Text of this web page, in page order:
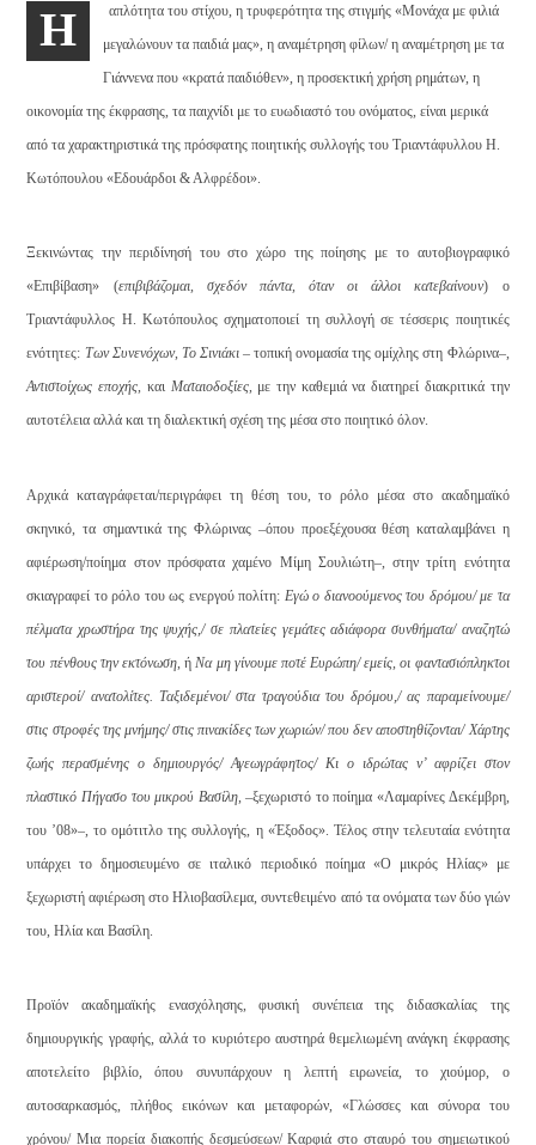
Η
απλότητα του στίχου, η τρυφερότητα της στιγμής «Μονάχα με φιλιά
μεγαλώνουν τα παιδιά μας», η αναμέτρηση φίλων/ η αναμέτρηση με τα
Γιάννενα που «κρατά παιδιόθεν», η προσεκτική χρήση ρημάτων, η
οικονομία της έκφρασης, τα παιχνίδι με το ευωδιαστό του ονόματος, είναι μερικά
από τα χαρακτηριστικά της πρόσφατης ποιητικής συλλογής του Τριαντάφυλλου Η.
Κωτόπουλου «Εδουάρδοι & Αλφρέδοι».
Ξεκινώντας την περιδίνησή του στο χώρο της ποίησης με το αυτοβιογραφικό
«Επιβίβαση» (επιβιβάζομαι, σχεδόν πάντα, όταν οι άλλοι κατεβαίνουν) ο
Τριαντάφυλλος Η. Κωτόπουλος σχηματοποιεί τη συλλογή σε τέσσερις ποιητικές
ενότητες: Των Συνενόχων, Το Σινιάκι– τοπική ονομασία της ομίχλης στη Φλώρινα–,
Αντιστοίχως εποχής, και Ματαιοδοξίες, με την καθεμιά να διατηρεί διακριτικά την
αυτοτέλεια αλλά και τη διαλεκτική σχέση της μέσα στο ποιητικό όλον.
Αρχικά καταγράφεται/περιγράφει τη θέση του, το ρόλο μέσα στο ακαδημαϊκό
σκηνικό, τα σημαντικά της Φλώρινας –όπου προεξέχουσα θέση καταλαμβάνει η
αφιέρωση/ποίημα στον πρόσφατα χαμένο Μίμη Σουλιώτη–, στην τρίτη ενότητα
σκιαγραφεί το ρόλο του ως ενεργού πολίτη: Εγώ ο διανοούμενος του δρόμου/ με τα
πέλματα χρωστήρα της ψυχής,/ σε πλατείες γεμάτες αδιάφορα συνθήματα/ αναζητώ
του πένθους την εκτόνωση, ή Να μη γίνουμε ποτέ Ευρώπη/ εμείς, οι φαντασιόπληκτοι
αριστεροί/ ανατολίτες. Ταξιδεμένοι/ στα τραγούδια του δρόμου,/ ας παραμείνουμε/
στις στροφές της μνήμης/ στις πινακίδες των χωριών/ που δεν αποστηθίζονται/ Χάρτης
ζωής περασμένης ο δημιουργός/ Αγεωγράφητος/ Κι ο ιδρώτας ν’ αφρίζει στον
πλαστικό Πήγασο του μικρού Βασίλη, –ξεχωριστό το ποίημα «Λαμαρίνες Δεκέμβρη,
του ’08»–, το ομότιτλο της συλλογής, η «Έξοδος». Τέλος στην τελευταία ενότητα
υπάρχει το δημοσιευμένο σε ιταλικό περιοδικό ποίημα «Ο μικρός Ηλίας» με
ξεχωριστή αφιέρωση στο Ηλιοβασίλεμα, συντεθειμένο από τα ονόματα των δύο γιών
του, Ηλία και Βασίλη.
Προϊόν ακαδημαϊκής ενασχόλησης, φυσική συνέπεια της διδασκαλίας της
δημιουργικής γραφής, αλλά το κυριότερο αυστηρά θεμελιωμένη ανάγκη έκφρασης
αποτελείτο βιβλίο, όπου συνυπάρχουν η λεπτή ειρωνεία, το χιούμορ, ο
αυτοσαρκασμός, πλήθος εικόνων και μεταφορών, «Γλώσσες και σύνορα του
χρόνου/ Μια πορεία διακοπής δεσμεύσεων/ Καρφιά στο σταυρό του σημειωτικού